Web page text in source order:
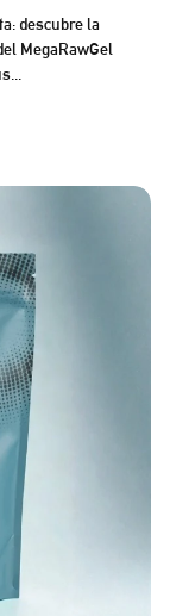
descubre la
MegaRawGel